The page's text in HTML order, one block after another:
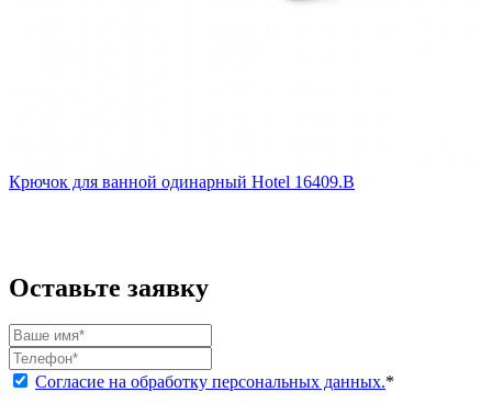
Крючок для ванной одинарный Hotel 16409.B
Оставьте заявку
Согласие на обработку персональных данных.*